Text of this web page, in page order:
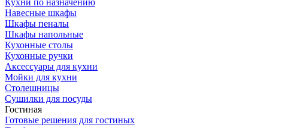
Кухни по назначению
Навесные шкафы
Шкафы пеналы
Шкафы напольные
Кухонные столы
Кухонные ручки
Аксессуары для кухни
Мойки для кухни
Столешницы
Сушилки для посуды
Гостиная
Готовые решения для гостиных